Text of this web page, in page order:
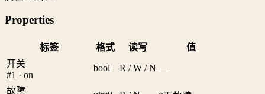
Properties
标签 格式 读写
值
开关
#1 · on
bool R / W / N —
故障